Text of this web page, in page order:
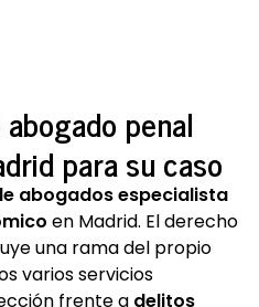
penal
para su caso
abogados especialista
en Madrid. El derecho
una rama del propio
varios servicios
frente a delitos